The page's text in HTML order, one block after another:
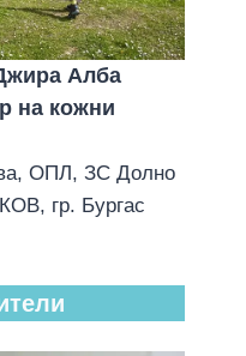
Алба
на кожни
ОПЛ, ЗС Долно
гр. Бургас